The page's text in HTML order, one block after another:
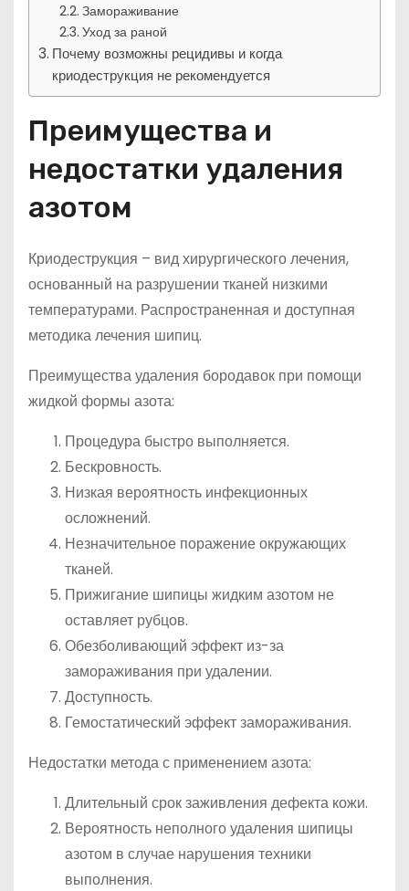
Замораживание
Уход за раной
Почему возможны рецидивы и когда
криодеструкция не рекомендуется
Преимущества и
недостатки удаления
азотом
Криодеструкция – вид хирургического лечения,
основанный на разрушении тканей низкими
температурами. Распространенная и доступная
методика лечения шипиц.
Преимущества удаления бородавок при помощи
жидкой формы азота:
Процедура быстро выполняется.
Бескровность.
Низкая вероятность инфекционных
осложнений.
Незначительное поражение окружающих
тканей.
Прижигание шипицы жидким азотом не
оставляет рубцов.
Обезболивающий эффект из-за
замораживания при удалении.
Доступность.
Гемостатический эффект замораживания.
Недостатки метода с применением азота:
Длительный срок заживления дефекта кожи.
Вероятность неполного удаления шипицы
азотом в случае нарушения техники
выполнения.